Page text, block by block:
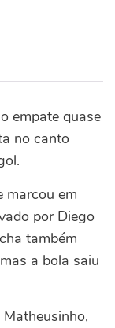
empate quase
no canto
marcou em
por Diego
também
a bola saiu